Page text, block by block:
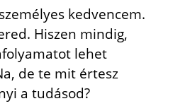
kedvencem.
Hiszen mindig,
lehet
de te mit értesz
a tudásod?